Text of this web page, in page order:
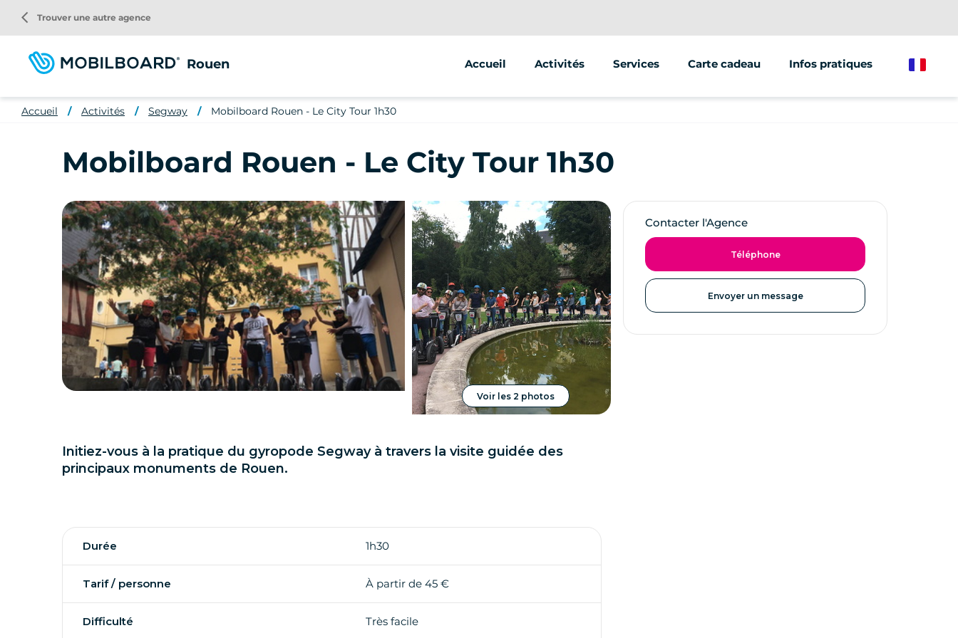
contenu
principal
Rouen Accueil Activités
Segway
Services
Animations/groupes
Carte cadeau Infos pratiques
arrow_back_ios Trouver une autre agence
Accueil Activités Segway Mobilboard Rouen - Le City Tour 1h30
Mobilboard Rouen - Le City Tour 1h30
Voir les 2 photos
Initiez-vous à la pratique du gyropode Segway à travers la visite guidée des
principaux monuments de Rouen.
Contacter l'Agence
Téléphone
Envoyer un message
Durée 1h30
Tarif / personne À partir de 45 €
Difficulté Très facile